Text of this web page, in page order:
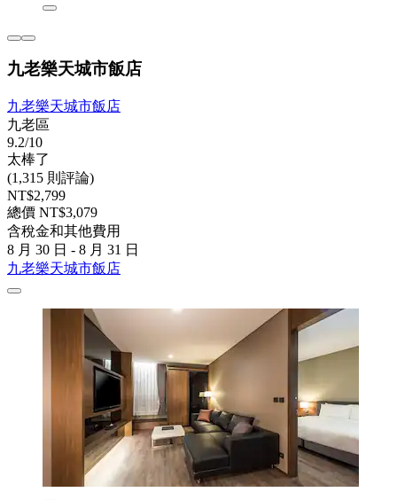
九老樂天城市飯店
九老樂天城市飯店
九老區
9.2/10
太棒了
(1,315 則評論)
NT$2,799
總價 NT$3,079
含稅金和其他費用
8 月 30 日 - 8 月 31 日
九老樂天城市飯店